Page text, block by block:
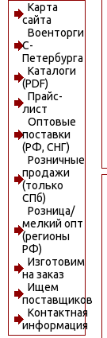
Карта
сайта
Военторги
С-
Петербурга
Каталоги
(PDF)
Прайс-
лист
Оптовые
поставки
(РФ, СНГ)
Розничные
продажи
(только
СПб)
Розница/
мелкий опт
(регионы
РФ)
Изготовим
на заказ
Ищем
поставщиков
Контактная
информация